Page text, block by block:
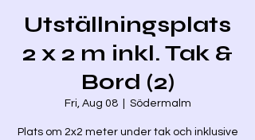
Utställningsplats
2 x 2 m inkl. Tak &
Bord (2)
Fri, Aug 08
  |
Södermalm
Plats om 2x2 meter under tak och inklusive